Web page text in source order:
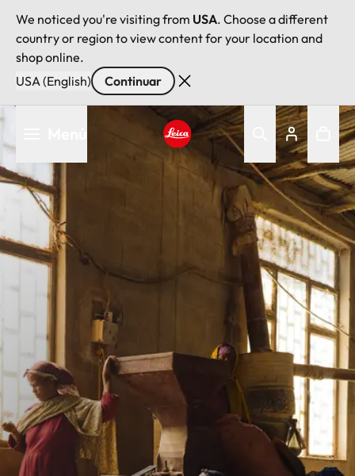
We noticed you're visiting from USA. Choose a different
country or region to view content for your location and
shop online.
USA (English)
Continuar
Pasar
contenido
principal
Leica logo - Home